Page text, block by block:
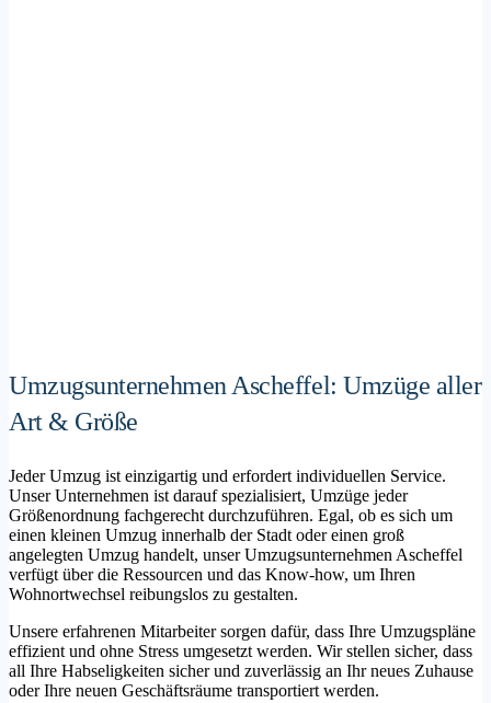
Umzugsunternehmen Ascheffel: Umzüge aller
Art & Größe
Jeder Umzug ist einzigartig und erfordert individuellen Service.
Unser Unternehmen ist darauf spezialisiert, Umzüge jeder
Größenordnung fachgerecht durchzuführen. Egal, ob es sich um
einen kleinen Umzug innerhalb der Stadt oder einen groß
angelegten Umzug handelt, unser Umzugsunternehmen Ascheffel
verfügt über die Ressourcen und das Know-how, um Ihren
Wohnortwechsel reibungslos zu gestalten.
Unsere erfahrenen Mitarbeiter sorgen dafür, dass Ihre Umzugspläne
effizient und ohne Stress umgesetzt werden. Wir stellen sicher, dass
all Ihre Habseligkeiten sicher und zuverlässig an Ihr neues Zuhause
oder Ihre neuen Geschäftsräume transportiert werden.